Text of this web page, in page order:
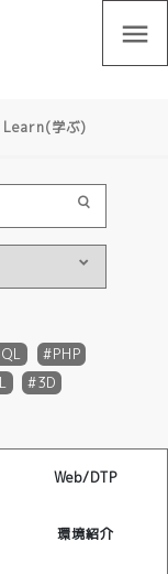
menu
Learn(学ぶ)
PHP
3D
Web/DTP
環境紹介